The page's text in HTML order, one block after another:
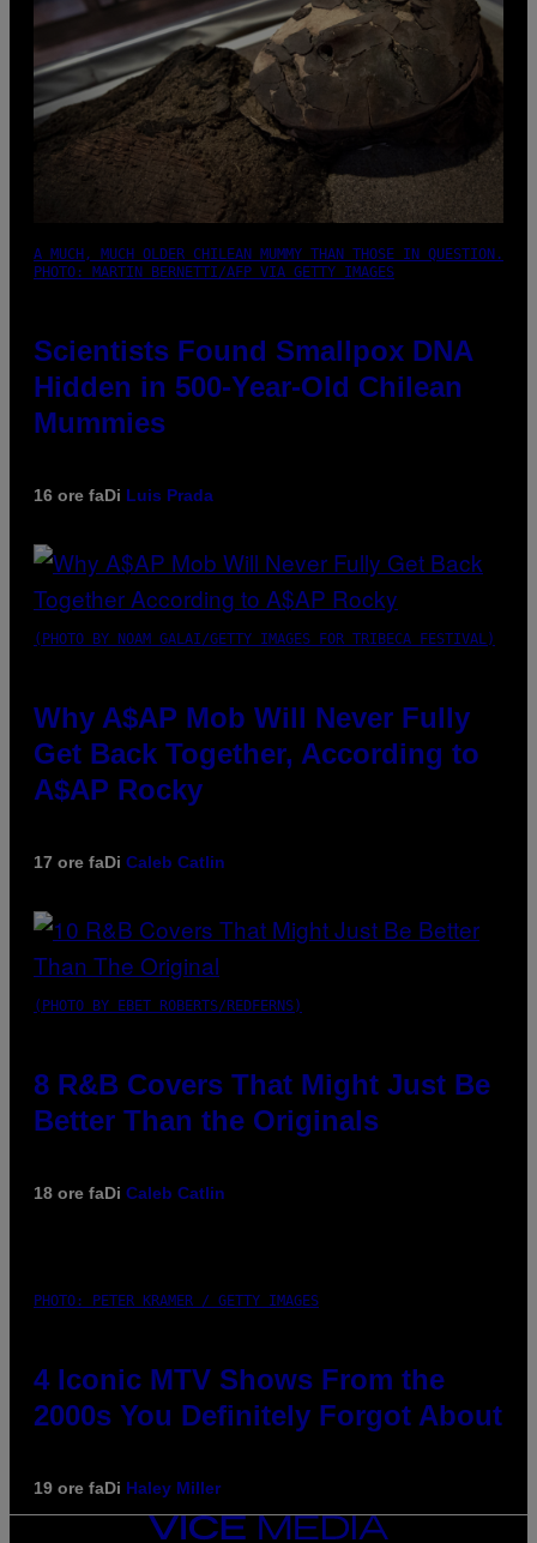
A MUCH, MUCH OLDER CHILEAN MUMMY THAN THOSE IN QUESTION.
PHOTO: MARTIN BERNETTI/AFP VIA GETTY IMAGES
Scientists Found Smallpox DNA
Hidden in 500-Year-Old Chilean
Mummies
16 ore faDi Luis Prada
(PHOTO BY NOAM GALAI/GETTY IMAGES FOR TRIBECA FESTIVAL)
Why A$AP Mob Will Never Fully
Get Back Together, According to
A$AP Rocky
17 ore faDi Caleb Catlin
(PHOTO BY EBET ROBERTS/REDFERNS)
8 R&B Covers That Might Just Be
Better Than the Originals
18 ore faDi Caleb Catlin
PHOTO: PETER KRAMER / GETTY IMAGES
4 Iconic MTV Shows From the
2000s You Definitely Forgot About
19 ore faDi Haley Miller
VICE